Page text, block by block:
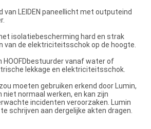
van LEIDEN paneellicht met outputeind
isolatiebescherming hard en strak
van de elektriciteitsschok op de hoogte.
HOOFDbestuurder vanaf water of
lekkage en elektriciteitsschok.
moeten gebruiken erkend door Lumin,
niet normaal werken, en kan zijn
incidenten veroorzaken. Lumin
schrijven aan dergelijke akten dragen.